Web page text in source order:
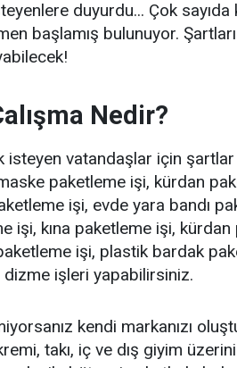
duyurdu... Çok
başlamış bulunuyor.
Nedir?
isteyen vatandaşlar için
paketleme işi, kürdan
işi, evde yara bandı
işi, kına paketleme işi, kürdan
işi, plastik bardak
işleri yapabilirsiniz.
kendi markanızı
takı, iç ve dış giyim üzerini